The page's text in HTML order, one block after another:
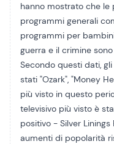
hanno mostrato che le
programmi generali
programmi per
guerra e il crimine
Secondo questi dati,
stati "Ozark", "Money
più visto in questo
televisivo più visto è
positivo - Silver
aumenti di popolarità